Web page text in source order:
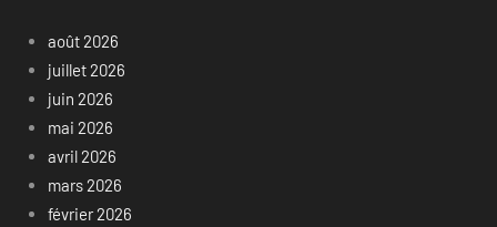
août 2026
juillet 2026
juin 2026
mai 2026
avril 2026
mars 2026
février 2026